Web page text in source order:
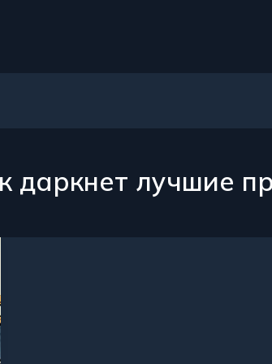
даркнет лучшие